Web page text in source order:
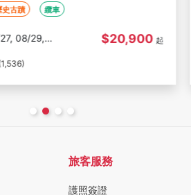
促銷團＞
史古蹟 纜車
$20,900 起
旅客服務
護照簽證